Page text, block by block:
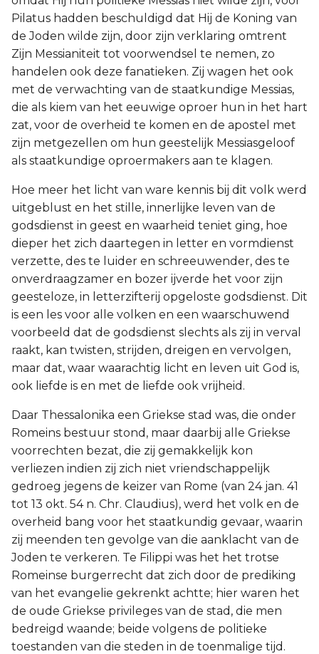
Pilatus hadden beschuldigd dat Hij de Koning van
de Joden wilde zijn, door zijn verklaring omtrent
Zijn Messianiteit tot voorwendsel te nemen, zo
handelen ook deze fanatieken. Zij wagen het ook
met de verwachting van de staatkundige Messias,
die als kiem van het eeuwige oproer hun in het hart
zat, voor de overheid te komen en de apostel met
zijn metgezellen om hun geestelijk Messiasgeloof
als staatkundige oproermakers aan te klagen.
Hoe meer het licht van ware kennis bij dit volk werd
uitgeblust en het stille, innerlijke leven van de
godsdienst in geest en waarheid teniet ging, hoe
dieper het zich daartegen in letter en vormdienst
verzette, des te luider en schreeuwender, des te
onverdraagzamer en bozer ijverde het voor zijn
geesteloze, in letterzifterij opgeloste godsdienst. Dit
is een les voor alle volken en een waarschuwend
voorbeeld dat de godsdienst slechts als zij in verval
raakt, kan twisten, strijden, dreigen en vervolgen,
maar dat, waar waarachtig licht en leven uit God is,
ook liefde is en met de liefde ook vrijheid.
Daar Thessalonika een Griekse stad was, die onder
Romeins bestuur stond, maar daarbij alle Griekse
voorrechten bezat, die zij gemakkelijk kon
verliezen indien zij zich niet vriendschappelijk
gedroeg jegens de keizer van Rome (van 24 jan. 41
tot 13 okt. 54 n. Chr. Claudius), werd het volk en de
overheid bang voor het staatkundig gevaar, waarin
zij meenden ten gevolge van die aanklacht van de
Joden te verkeren. Te Filippi was het het trotse
Romeinse burgerrecht dat zich door de prediking
van het evangelie gekrenkt achtte; hier waren het
de oude Griekse privileges van de stad, die men
bedreigd waande; beide volgens de politieke
toestanden van die steden in de toenmalige tijd.